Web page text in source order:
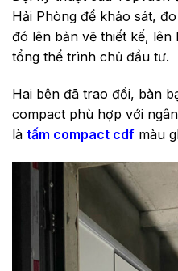
Hải Phòng để khảo sát,
đó lên bản vẽ thiết kế, lên
tổng thể trình chủ đầu tư.
Hai bên đã trao đổi, bàn
compact phù hợp với
là tấm compact cdf màu